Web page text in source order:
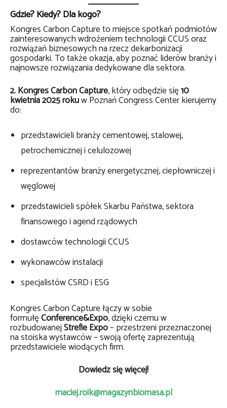
Gdzie? Kiedy? Dla kogo?
Kongres Carbon Capture to miejsce spotkań podmiotów
zainteresowanych wdrożeniem technologii CCUS oraz
rozwiązań biznesowych na rzecz dekarbonizacji
gospodarki. To także okazja, aby poznać liderów branży i
najnowsze rozwiązania dedykowane dla sektora.
2. Kongres Carbon Capture, który odbędzie się10
kwietnia 2025 rokuw Poznań Congress Center kierujemy
do:
przedstawicieli branży cementowej, stalowej,
petrochemicznej i celulozowej
reprezentantów branży energetycznej, ciepłowniczej i
węglowej
przedstawicieli spółek Skarbu Państwa, sektora
finansowego i agend rządowych
dostawców technologii CCUS
wykonawców instalacji
specjalistów CSRD i ESG
Kongres Carbon Capture łączy w sobie
formułęConference&Expo, dzięki czemu w
rozbudowanejStrefie Expo– przestrzeni przeznaczonej
na stoiska wystawców – swoją ofertę zaprezentują
przedstawiciele wiodących firm.
Dowiedz się więcej!
maciej.roik@magazynbiomasa.pl